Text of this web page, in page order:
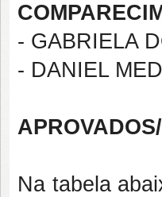
- GABRIELA
- DANIEL
Na tabela